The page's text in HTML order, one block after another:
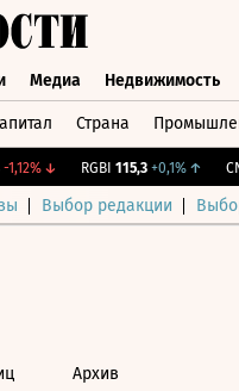
Медиа Недвижимость
Страна
↓ RGBI 115,3 +0,1%↑
Выбор редакции
Архив